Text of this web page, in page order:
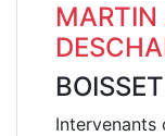
MARTIN
BOISSET
Intervenants